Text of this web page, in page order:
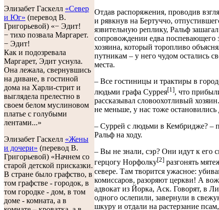
Элизабет Гаскелл «Север
и Юг» (перевод В.
Григорьевой) «− Эдит!
− тихо позвала Маргарет.
− Эдит!
Как и подозревала
Маргарет, Эдит уснула.
Она лежала, свернувшись
на диване, в гостиной
дома на Харли-стрит и
выглядела прелестно в
своем белом муслиновом
платье с голубыми
лентами...»
Элизабет Гаскелл «Жены
и дочери» (перевод В.
Григорьевой) «Начнем со
старой детской присказки.
В стране было графство, в
том графстве - городок, в
том городке - дом, в том
доме - комната, а в
Отдав распоряжения, проводив
и рявкнув на Бертуччо,
язвительную реплику, Ральф
сопровождении едва поспевающего
хозяина, который торопливо
путникам – у него чудом остались
места.
– Все гостиницы и трактиры в
людьми графа Суррея[1], что
рассказывал словоохотливый
не меньше, у нас тоже
– Суррей с людьми в Кембридже? –
Ральф на ходу.
– Вы не знали, сэр? Они идут к его
герцогу Норфолку[2] разгонять
севере. Там творится ужасное:
комиссаров, разоряют церкви! А
адвокат из Йорка, Аск. Говорят, в
одного ослепили, завернули в
шкуру и отдали на растерзание